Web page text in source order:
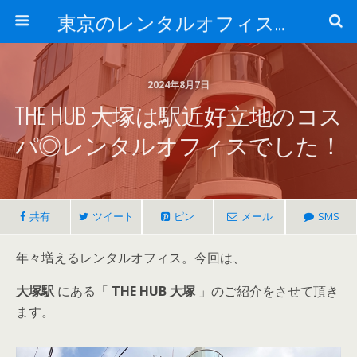
東京のレンタルオフィス、サービスオフィスの現地取材記事ブログ-ROjournal
2024年8月7日
THE HUB 大塚は駅近好立地のコス
パ◎レンタルオフィスでした！
共有 ツイート ピン メール SMS
年々増えるレンタルオフィス。今回は、
大塚駅 にある「 THE HUB 大塚 」のご紹介をさせて頂き
ます。